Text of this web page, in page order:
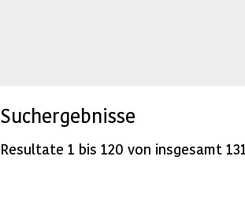
Suchergebnisse
Resultate 1 bis 120 von insgesamt 131